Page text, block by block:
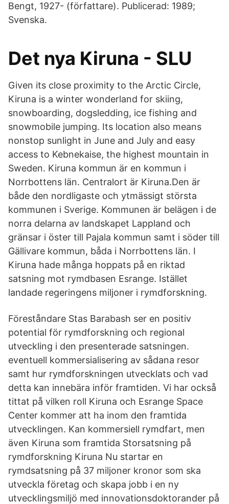
Bengt, 1927- (författare). Publicerad: 1989;
Svenska.
Det nya Kiruna - SLU
Given its close proximity to the Arctic Circle,
Kiruna is a winter wonderland for skiing,
snowboarding, dogsledding, ice fishing and
snowmobile jumping. Its location also means
nonstop sunlight in June and July and easy
access to Kebnekaise, the highest mountain in
Sweden. Kiruna kommun är en kommun i
Norrbottens län. Centralort är Kiruna.Den är
både den nordligaste och ytmässigt största
kommunen i Sverige. Kommunen är belägen i de
norra delarna av landskapet Lappland och
gränsar i öster till Pajala kommun samt i söder till
Gällivare kommun, båda i Norrbottens län. I
Kiruna hade många hoppats på en riktad
satsning mot rymdbasen Esrange. Istället
landade regeringens miljoner i rymdforskning.
Föreståndare Stas Barabash ser en positiv
potential för rymdforskning och regional
utveckling i den presenterade satsningen.
eventuell kommersialisering av sådana resor
samt hur rymdforskningen utvecklats och vad
detta kan innebära inför framtiden. Vi har också
tittat på vilken roll Kiruna och Esrange Space
Center kommer att ha inom den framtida
utvecklingen. Kan kommersiell rymdfart, men
även Kiruna som framtida Storsatsning på
rymdforskning Kiruna Nu startar en
rymdsatsning på 37 miljoner kronor som ska
utveckla företag och skapa jobb i en ny
utvecklingsmiljö med innovationsdoktorander på